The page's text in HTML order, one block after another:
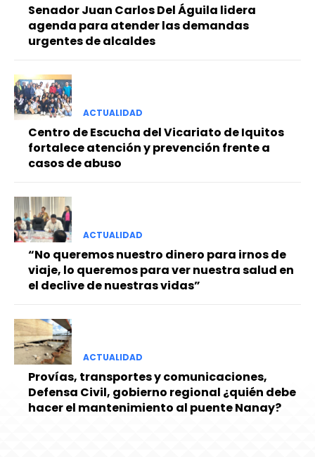
Senador Juan Carlos Del Águila lidera
agenda para atender las demandas
urgentes de alcaldes
ACTUALIDAD
Centro de Escucha del Vicariato de Iquitos
fortalece atención y prevención frente a
casos de abuso
ACTUALIDAD
“No queremos nuestro dinero para irnos de
viaje, lo queremos para ver nuestra salud en
el declive de nuestras vidas”
ACTUALIDAD
Provías, transportes y comunicaciones,
Defensa Civil, gobierno regional ¿quién debe
hacer el mantenimiento al puente Nanay?